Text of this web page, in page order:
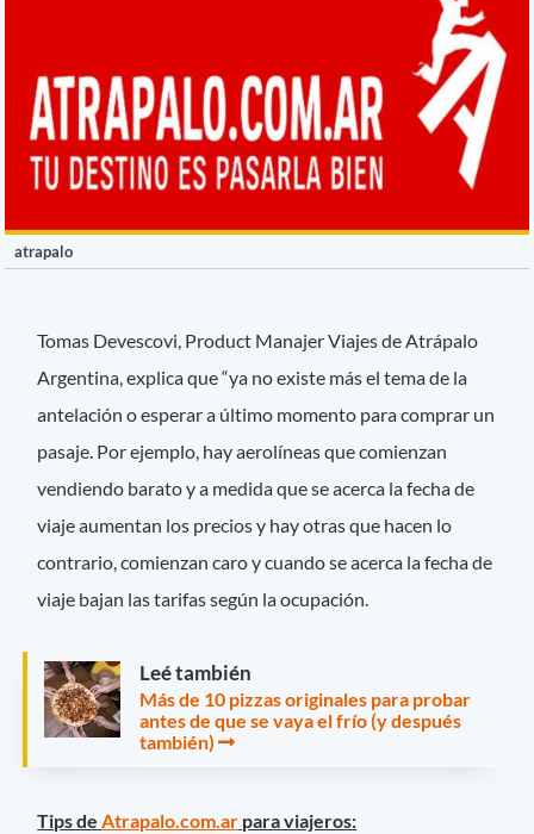
atrapalo
Tomas Devescovi, Product Manajer Viajes de Atrápalo
Argentina, explica que “ya no existe más el tema de la
antelación o esperar a último momento para comprar un
pasaje. Por ejemplo, hay aerolíneas que comienzan
vendiendo barato y a medida que se acerca la fecha de
viaje aumentan los precios y hay otras que hacen lo
contrario, comienzan caro y cuando se acerca la fecha de
viaje bajan las tarifas según la ocupación.
Leé también
Más de 10 pizzas originales para probar
antes de que se vaya el frío (y después
también)
Tips deAtrapalo.com.ar para viajeros: